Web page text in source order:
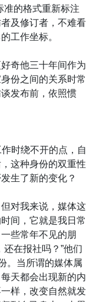
准的格式重新标注
及修订者，不难看
工作坐标。
奇他三十年间作为
份之间的关系时常
发布前，依照惯
时绕不开的点，自
这种身份的双重性
生了新的变化？
对我来说，媒体这
间，它就是我日常
些常年不见的朋
在报社吗？”他们
。当所谓的媒体属
天都会出现新的内
样，改变自然就发